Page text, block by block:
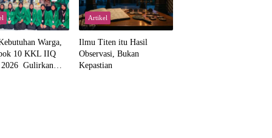
Warga,
10 KKL IIQ
2026 Gulirkan
Artikel
Ilmu Titen itu Hasil
Observasi, Bukan
Kepastian